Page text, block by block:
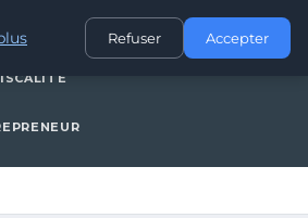
JURIDIQUE ET FISCALITÉ
Refuser Accepter